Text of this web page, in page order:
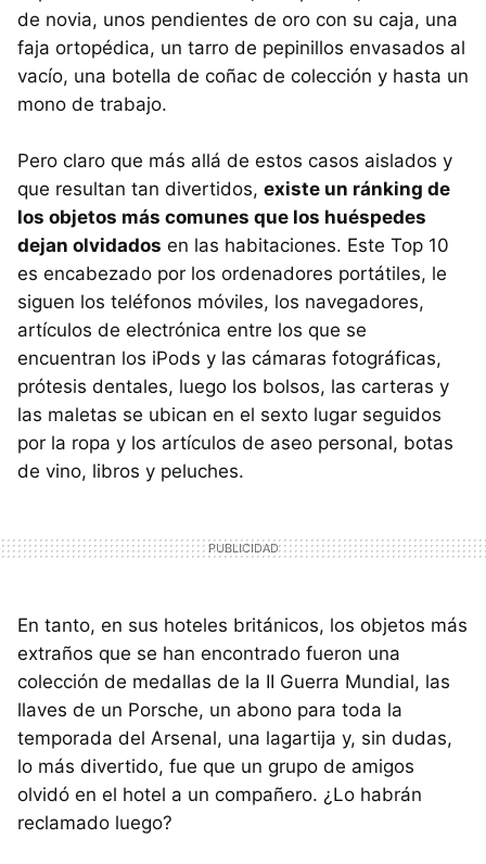
de novia, unos pendientes de oro con su caja, una
faja ortopédica, un tarro de pepinillos envasados al
vacío, una botella de coñac de colección y hasta un
mono de trabajo.
Pero claro que más allá de estos casos aislados y
que resultan tan divertidos, existe un ránking de
los objetos más comunes que los huéspedes
dejan olvidados en las habitaciones. Este Top 10
es encabezado por los ordenadores portátiles, le
siguen los teléfonos móviles, los navegadores,
artículos de electrónica entre los que se
encuentran los iPods y las cámaras fotográficas,
prótesis dentales, luego los bolsos, las carteras y
las maletas se ubican en el sexto lugar seguidos
por la ropa y los artículos de aseo personal, botas
de vino, libros y peluches.
En tanto, en sus hoteles británicos, los objetos más
extraños que se han encontrado fueron una
colección de medallas de la II Guerra Mundial, las
llaves de un Porsche, un abono para toda la
temporada del Arsenal, una lagartija y, sin dudas,
lo más divertido, fue que un grupo de amigos
olvidó en el hotel a un compañero. ¿Lo habrán
reclamado luego?